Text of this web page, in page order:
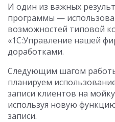
И один из важных
программы —
возможностей типовой
«1С:Управление нашей
доработками.
Следующим шагом
планируем
записи клиентов на
используя новую
записи.